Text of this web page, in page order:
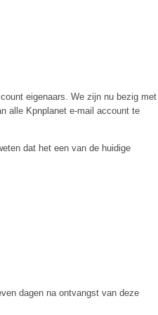
eigenaars. We zijn nu bezig met
alle Kpnplanet e-mail account te
dat het een van de huidige
dagen na ontvangst van deze